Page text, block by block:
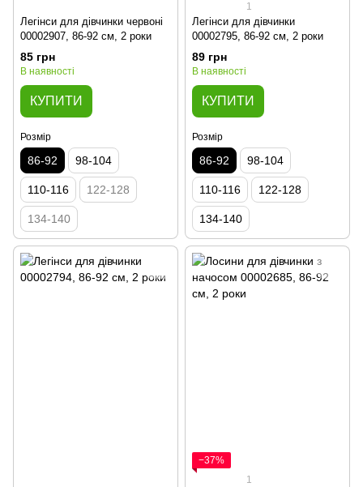
Легінси для дівчинки червоні
00002907, 86-92 см, 2 роки
85 грн
В наявності
КУПИТИ
Розмір
86-92 98-104
110-116 122-128
134-140
1
Легінси для дівчинки
00002795, 86-92 см, 2 роки
89 грн
В наявності
КУПИТИ
Розмір
86-92 98-104
110-116 122-128
134-140
−37%
1